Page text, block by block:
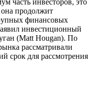
продолжит
финансовых
инвестиционный
(Matt Hougan). По
рассматривали
срок для рассмотрения